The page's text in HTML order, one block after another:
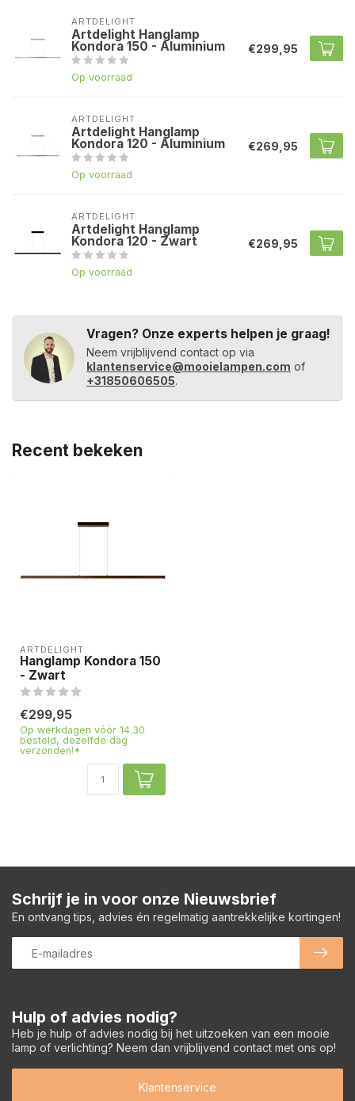
ARTDELIGHT
Artdelight Hanglamp
Kondora 150 - Aluminium
Op voorraad
€299,95
ARTDELIGHT
Artdelight Hanglamp
Kondora 120 - Aluminium
Op voorraad
€269,95
ARTDELIGHT
Artdelight Hanglamp
Kondora 120 - Zwart
Op voorraad
€269,95
Vragen? Onze experts helpen je graag!
Neem vrijblijvend contact op via
klantenservice@mooielampen.com of
+31850606505.
Recent bekeken
ARTDELIGHT
Hanglamp Kondora 150
- Zwart
€299,95
Op werkdagen vóór 14.30
besteld, dezelfde dag
verzonden!*
Hulp of advies nodig?
Heb je hulp of advies nodig bij het uitzoeken van een mooie
lamp of verlichting? Neem dan vrijblijvend contact met ons op!
Klantenservice
Schrijf je in voor onze Nieuwsbrief
En ontvang tips, advies én regelmatig aantrekkelijke kortingen!